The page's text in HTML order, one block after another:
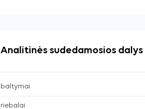
Analitinės sudedamosios dalys
baltymai
riebalai